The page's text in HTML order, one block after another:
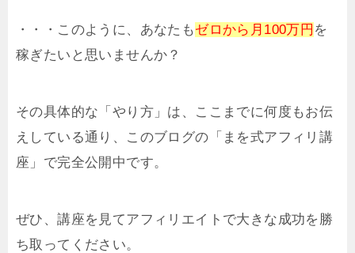
・・・このように、あなたもゼロから月100万円 を
稼ぎたいと思いませんか？
その具体的な「やり方」は、ここまでに何度もお伝
えしている通り、このブログの「まを式アフィリ講
座」で完全公開中です。
ぜひ、講座を見てアフィリエイトで大きな成功を勝
ち取ってください。